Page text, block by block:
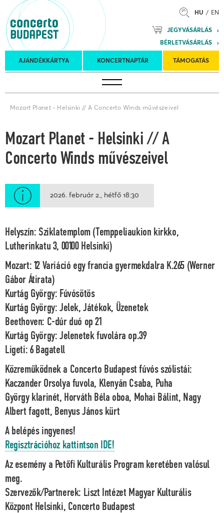
HU EN
JEGYVÁSÁRLÁS
BÉRLETVÁSÁRLÁS
AJÁNDÉKKÁRTYA KONCERTNAPTÁR TÁMOGATÁS
Koncertnaptár
turnék
Kulturális
Program
Felkéréses
koncertek
Mozart Planet - Helsinki // A Concerto Winds művészeivel
Mozart Planet - Helsinki // A
Concerto Winds művészeivel
2026. február 2. hétfő 18:30
Helyszín: Sziklatemplom (Temppeliaukion kirkko,
Lutherinkatu 3, 00100 Helsinki)
Mozart: 12 Variáció egy francia gyermekdalra K.265 (Werner
Gábor Átirata)
Kurtág György: Fúvósötös
Kurtág György: Jelek, Játékok, Üzenetek
Beethoven: C-dúr duó op 21
Kurtág György: Jelenetek fuvolára op.39
Ligeti: 6 Bagatell
Közreműködnek a Concerto Budapest fúvós szólistái:
Kaczander Orsolya fuvola, Klenyán Csaba, Puha
Györgyklarinét, Horváth Béla oboa, Mohai Bálint, Nagy
Albert fagott, Benyus János kürt
A belépés ingyenes!
Regisztrációhoz kattintson IDE!
Az esemény a Petőfi Kulturális Program keretében valósul
meg.
Szervezők/Partnerek: Liszt Intézet Magyar Kulturális
Központ Helsinki, Concerto Budapest